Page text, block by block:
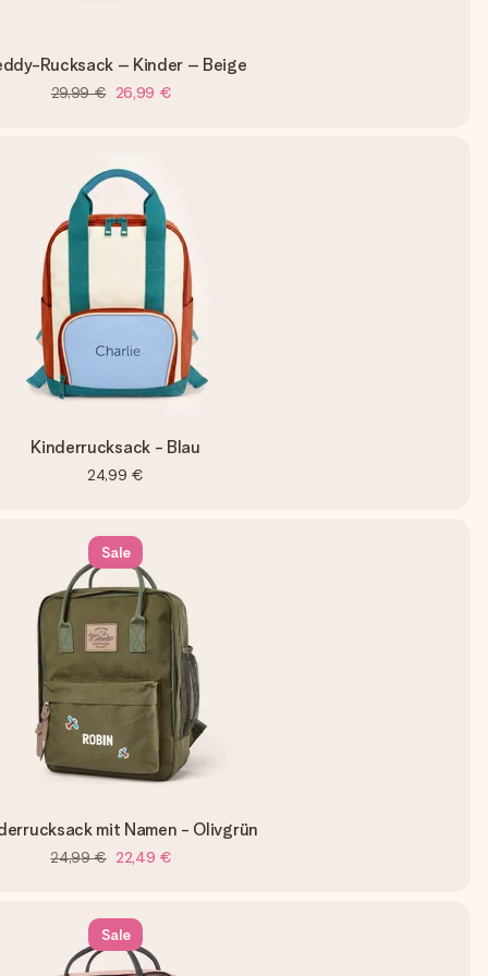
Rucksack – Kinder – Beige
29,99 € 26,99 €
Kinderrucksack - Blau
24,99 €
Sale
mit Namen - Olivgrün
24,99 € 22,49 €
Sale